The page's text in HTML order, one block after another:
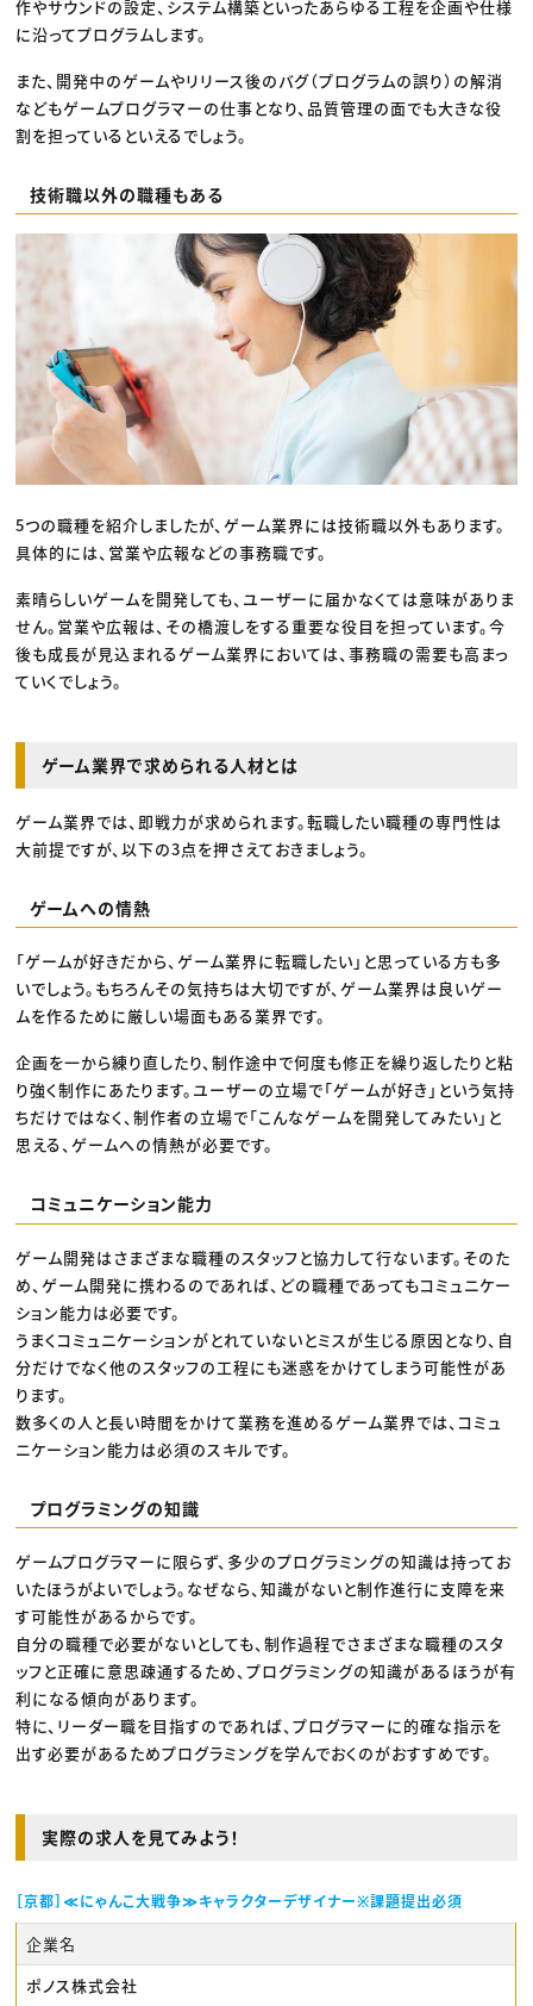
作やサウンドの設定、システム構築といったあらゆる工程を企画や仕様
に沿ってプログラムします。
また、開発中のゲームやリリース後のバグ（プログラムの誤り）の解消
などもゲームプログラマーの仕事となり、品質管理の面でも大きな役
割を担っているといえるでしょう。
技術職以外の職種もある
5つの職種を紹介しましたが、ゲーム業界には技術職以外もあります。
具体的には、営業や広報などの事務職です。
素晴らしいゲームを開発しても、ユーザーに届かなくては意味がありま
せん。営業や広報は、その橋渡しをする重要な役目を担っています。今
後も成長が見込まれるゲーム業界においては、事務職の需要も高まっ
ていくでしょう。
ゲーム業界で求められる人材とは
ゲーム業界では、即戦力が求められます。転職したい職種の専門性は
大前提ですが、以下の3点を押さえておきましょう。
ゲームへの情熱
「ゲームが好きだから、ゲーム業界に転職したい」と思っている方も多
いでしょう。もちろんその気持ちは大切ですが、ゲーム業界は良いゲー
ムを作るために厳しい場面もある業界です。
企画を一から練り直したり、制作途中で何度も修正を繰り返したりと粘
り強く制作にあたります。ユーザーの立場で「ゲームが好き」という気持
ちだけではなく、制作者の立場で「こんなゲームを開発してみたい」と
思える、ゲームへの情熱が必要です。
コミュニケーション能力
ゲーム開発はさまざまな職種のスタッフと協力して行ないます。そのた
め、ゲーム開発に携わるのであれば、どの職種であってもコミュニケー
ション能力は必要です。
うまくコミュニケーションがとれていないとミスが生じる原因となり、自
分だけでなく他のスタッフの工程にも迷惑をかけてしまう可能性があ
ります。
数多くの人と長い時間をかけて業務を進めるゲーム業界では、コミュ
ニケーション能力は必須のスキルです。
プログラミングの知識
ゲームプログラマーに限らず、多少のプログラミングの知識は持ってお
いたほうがよいでしょう。なぜなら、知識がないと制作進行に支障を来
す可能性があるからです。
自分の職種で必要がないとしても、制作過程でさまざまな職種のスタ
ッフと正確に意思疎通するため、プログラミングの知識があるほうが有
利になる傾向があります。
特に、リーダー職を目指すのであれば、プログラマーに的確な指示を
出す必要があるためプログラミングを学んでおくのがおすすめです。
実際の求人を見てみよう！
［京都］≪にゃんこ大戦争≫キャラクターデザイナー※課題提出必須
企業名
ポノス株式会社